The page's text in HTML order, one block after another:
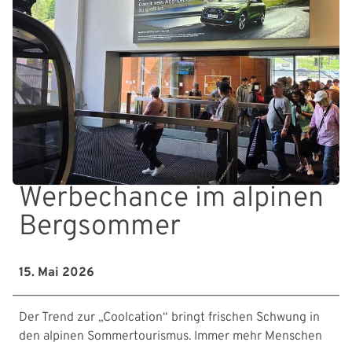
Werbechance im alpinen
Bergsommer
15. Mai 2026
Der Trend zur „Coolcation“ bringt frischen Schwung in
den alpinen Sommertourismus. Immer mehr Menschen